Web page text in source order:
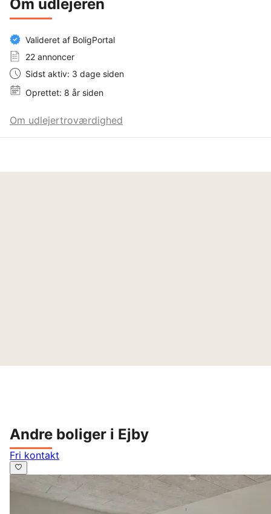
Om udlejeren
Valideret af BoligPortal
22 annoncer
Sidst aktiv: 3 dage siden
Oprettet: 8 år siden
Om udlejertroværdighed
Andre boliger i Ejby
Fri kontakt